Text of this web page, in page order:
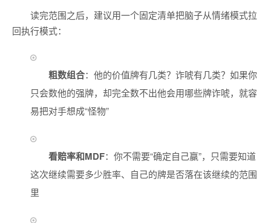
读完范围之后，建议用一个固定清单把脑子从情绪模式拉
回执行模式：
粗数组合：他的价值牌有几类？诈唬有几类？如果你
只会数他的强牌，却完全数不出他会用哪些牌诈唬，就容
易把对手想成“怪物”
看赔率和MDF：你不需要“确定自己赢”，只需要知道
这次继续需要多少胜率、自己的牌是否落在该继续的范围
里